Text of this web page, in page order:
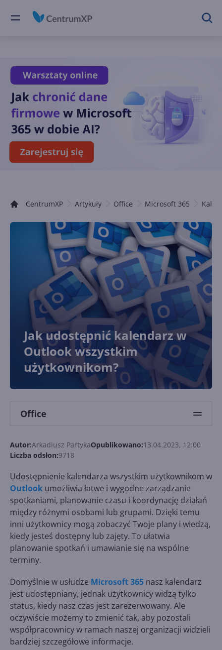
CentrumXP Artykuły Office Microsoft 365
Jak udostępnić kalendarz w
Outlook wszystkim
użytkownikom?
Office
Autor:Arkadiusz PartykaOpublikowano:13.04.2023, 12:00
Liczba odsłon:9718
Udostępnienie kalendarza wszystkim użytkownikom w
Outlook umożliwia łatwe i wygodne zarządzanie
spotkaniami, planowanie czasu i koordynację działań
między różnymi osobami lub grupami. Dzięki temu
inni użytkownicy mogą zobaczyć Twoje plany i wiedzą,
kiedy jesteś dostępny lub zajęty. To ułatwia
planowanie spotkań i umawianie się na wspólne
terminy.
Domyślnie w usłudze Microsoft 365 nasz kalendarz
jest udostępniany, jednak użytkownicy widzą tylko
status, kiedy nasz czas jest zarezerwowany. Ale
oczywiście możemy to zmienić tak, aby pozostali
współpracownicy w ramach naszej organizacji widzieli
bardziej szczegółowe informacje.